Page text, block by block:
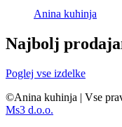
Anina kuhinja
Najbolj
Poglej vse izdelke
©Anina kuhinja | Vse
Ms3 d.o.o.